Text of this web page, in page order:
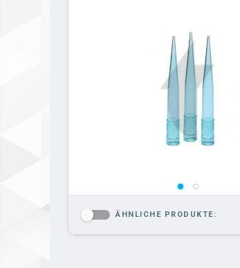
ÄHNLICHE PRODUKTE: